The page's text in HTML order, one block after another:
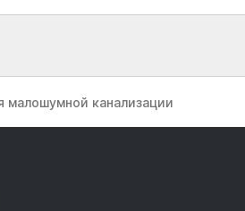
малошумной канализации